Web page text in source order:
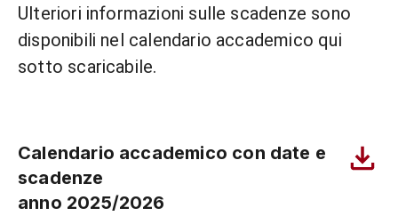
Ulteriori informazioni sulle scadenze sono
disponibili nel calendario accademico qui
sotto scaricabile.
Calendario accademico con date e
scadenze
anno 2025/2026